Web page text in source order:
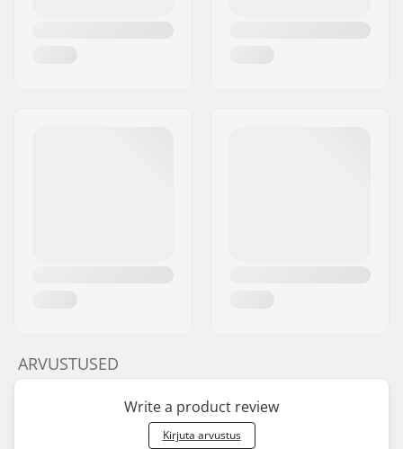
ARVUSTUSED
Write a product review
Kirjuta arvustus